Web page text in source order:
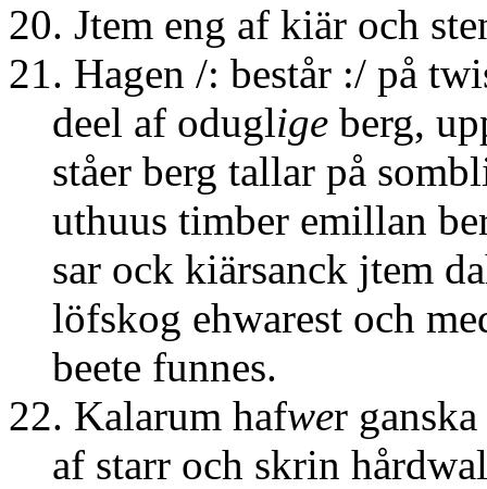
20. Jtem eng af kiär och
21. Hagen /: består :/ på
deel af oduglige berg,
ståer berg tallar på
uthuus timber emillan
sar ock kiärsanck jtem
löfskog ehwarest och
beete funnes.
22. Kalarum hafwer
af starr och skrin